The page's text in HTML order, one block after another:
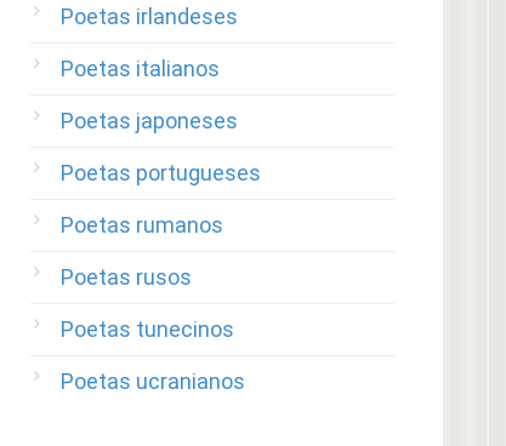
Poetas irlandeses
Poetas italianos
Poetas japoneses
Poetas portugueses
Poetas rumanos
Poetas rusos
Poetas tunecinos
Poetas ucranianos